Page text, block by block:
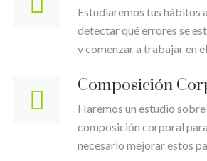
Estudiaremos tus hábitos
detectar qué errores se
y comenzar a trabajar en
Composición
Haremos un estudio
composición corporal
necesario mejorar estos